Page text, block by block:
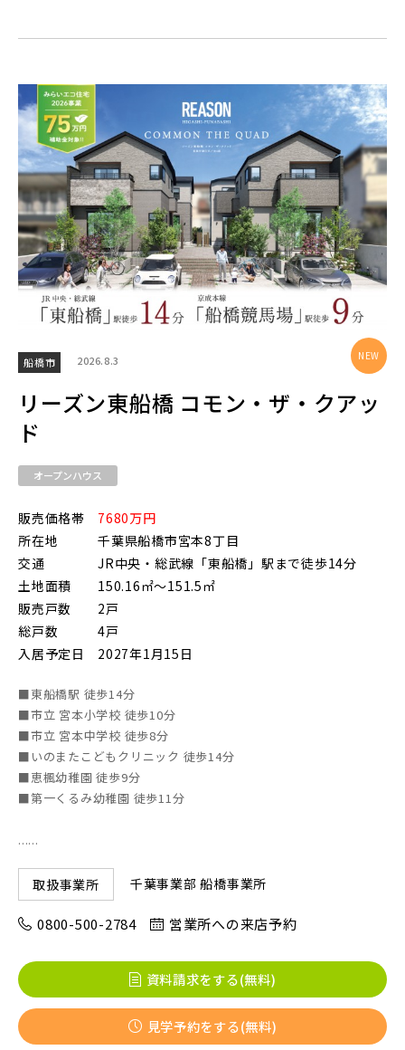
JR総武線 [快速]
JR京葉線
JR成田線 [我孫子～成田]
JR中央線
東武鉄道
東武スカイツリーライン
東武日光線
東武東上本線
京成線
京成松戸線
京成本線
京成本線「お花茶屋」駅徒歩15分〈3駅2路線...
地図内の物件アイコンを
クリックすると
このカコミに
物件概要が表示されます
駅から10分以内
土地面積50坪以上
埼玉県所沢市 埼玉県春日部市
埼玉県春日部市 埼玉県春日部市
船橋市 2026.8.3
リーズン東船橋 コモン・ザ・クアッ
ド
オープンハウス
販売価格帯
7680万円
所在地
千葉県船橋市宮本8丁目
交通
JR中央・総武線「東船橋」駅まで徒歩14分
土地面積
150.16㎡～151.5㎡
販売戸数
2戸
総戸数
4戸
入居予定日
2027年1月15日
■東船橋駅 徒歩14分
■市立 宮本小学校 徒歩10分
■市立 宮本中学校 徒歩8分
■いのまたこどもクリニック 徒歩14分
■恵楓幼稚園 徒歩9分
■第一くるみ幼稚園 徒歩11分
......
取扱事業所 千葉事業部 船橋事業所
0800-500-2784 営業所への来店予約
資料請求をする(無料)
見学予約をする(無料)